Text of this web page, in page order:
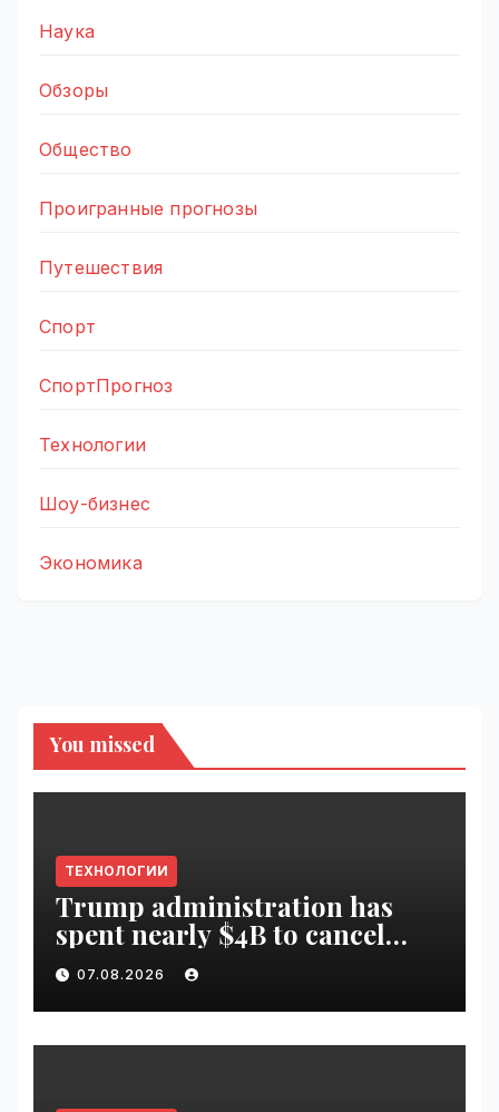
Наука
Обзоры
Общество
Проигранные прогнозы
Путешествия
Спорт
СпортПрогноз
Технологии
Шоу-бизнес
Экономика
You missed
ТЕХНОЛОГИИ
Trump administration has
spent nearly $4B to cancel
offshore wind farms |
VseTime.ru
07.08.2026